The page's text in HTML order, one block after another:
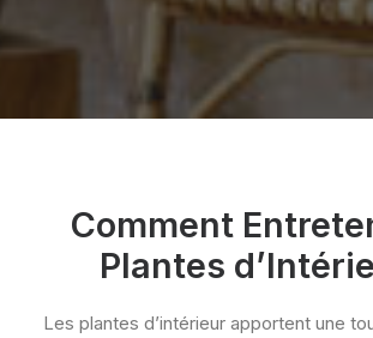
Comment
Plantes
Les plantes d’intérieur apportent une